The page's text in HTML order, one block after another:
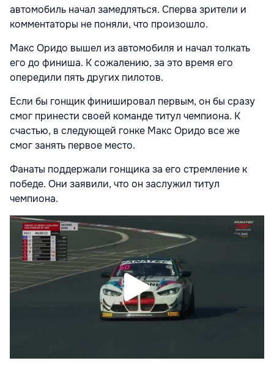
автомобиль начал замедляться. Сперва зрители и
комментаторы не поняли, что произошло.
Макс Оридо вышел из автомобиля и начал толкать
его до финиша. К сожалению, за это время его
опередили пять других пилотов.
Если бы гонщик финишировал первым, он бы сразу
смог принести своей команде титул чемпиона. К
счастью, в следующей гонке Макс Оридо все же
смог занять первое место.
Фанаты поддержали гонщика за его стремление к
победе. Они заявили, что он заслужил титул
чемпиона.